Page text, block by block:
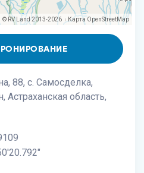
© RV Land 2013-2026 | Карта OpenStreetMap
88, с. Самосделка,
область,